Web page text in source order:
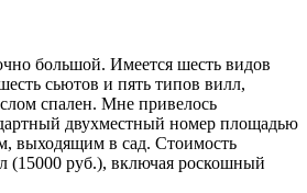
большой. Имеется шесть видов
сьютов и пять типов вилл,
спален. Мне привелось
двухместный номер площадью
выходящим в сад. Стоимость
(15000 руб.), включая роскошный